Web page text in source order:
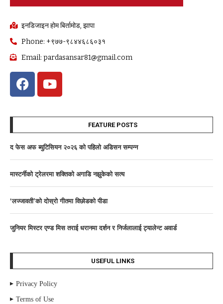
इनडिजाइन होम बिर्तामोड, झापा
Phone: +९७७-९८४४६८६०३१
Email: pardasansar81@gmail.com
FEATURE POSTS
द फेस अफ ब्युटिसियन २०२६ काे पहिलाे अडिसन सम्पन्न
मास्टर्नीकाे ट्रेलरमा शक्तिकाे अगाडि नझुकेकाे सत्य
‘लज्जावती’को दाेस्राे गीतमा विछोडको पीडा
जुनियर मिस्टर एण्ड मिस तराई धरानमा दर्शन र निर्जलालाई ट्यालेन्ट अवार्ड
USEFUL LINKS
Privacy Policy
Terms of Use